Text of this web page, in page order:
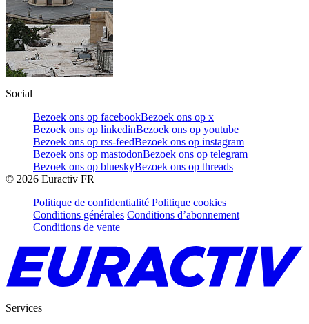
Social
Bezoek ons op facebookBezoek ons op x
Bezoek ons op linkedinBezoek ons op youtube
Bezoek ons op rss-feedBezoek ons op instagram
Bezoek ons op mastodonBezoek ons op telegram
Bezoek ons op blueskyBezoek ons op threads
© 2026 Euractiv FR
Politique de confidentialité Politique cookies
Conditions générales Conditions d’abonnement
Conditions de vente
Services